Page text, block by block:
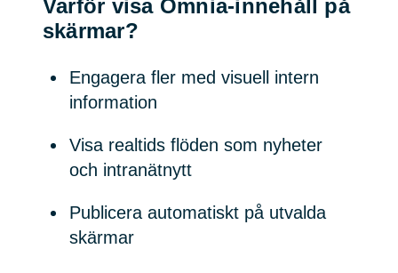
Varför visa Omnia‑innehåll på
skärmar?
Engagera fler med visuell intern
information
Visa realtids flöden som nyheter
och intranätnytt
Publicera automatiskt på utvalda
skärmar